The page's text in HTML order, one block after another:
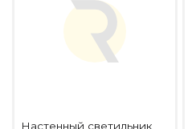
Настенный светильник